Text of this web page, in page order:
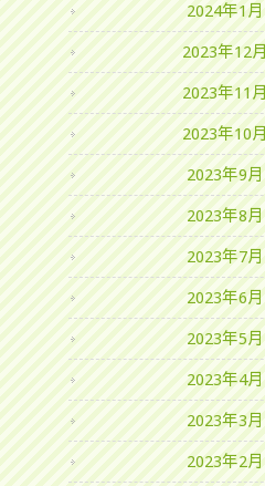
2024年1月
2023年12月
2023年11月
2023年10月
2023年9月
2023年8月
2023年7月
2023年6月
2023年5月
2023年4月
2023年3月
2023年2月